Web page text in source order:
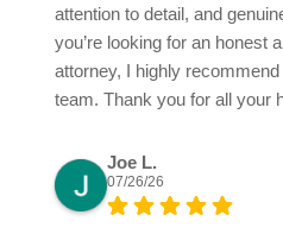
attention to detail, and
you’re looking for an honest
attorney, I highly
team. Thank you for all your
Joe L.
07/26/26